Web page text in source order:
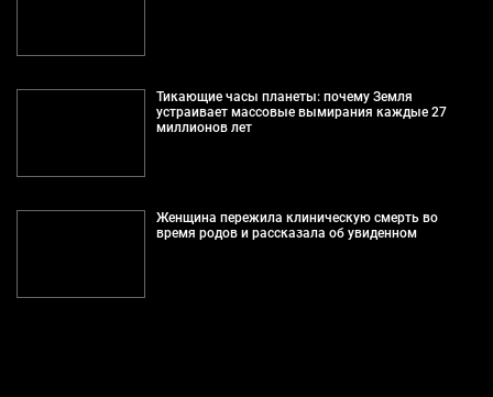
Тикающие часы планеты: почему Земля
устраивает массовые вымирания каждые 27
миллионов лет
Женщина пережила клиническую смерть во
время родов и рассказала об увиденном